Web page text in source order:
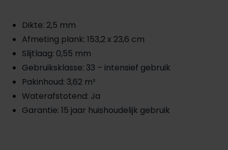
Dikte: 2,5 mm
Afmeting plank: 153,2 x 23,6 cm
Slijtlaag: 0,55 mm
Gebruiksklasse: 33 – intensief gebruik
Pakinhoud: 3,62 m²
Waterafstotend: Ja
Garantie: 15 jaar huishoudelijk gebruik